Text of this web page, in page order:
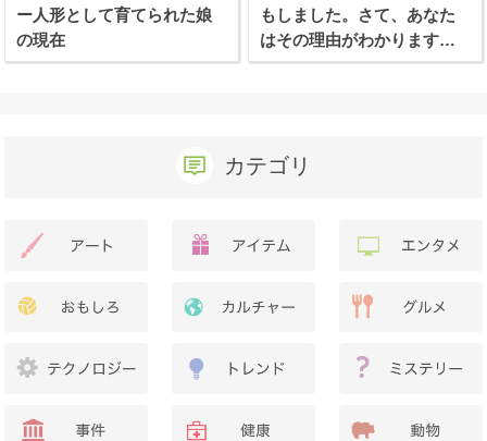
ー人形として育てられた娘
の現在
もしました。さて、あなた
はその理由がわかります
か？
カテゴリ